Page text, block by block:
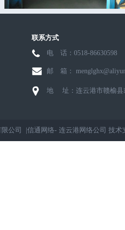
联系方式
电 话：0518-
邮 箱：
地 址：连云港市赣榆县
限公司 |信通网络-连云港网络公司 技